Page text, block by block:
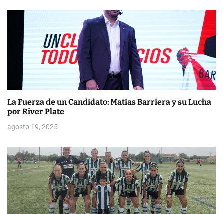
s
La Fuerza de un Candidato: Matias Barriera y su Lucha
por River Plate
agosto 19, 2025